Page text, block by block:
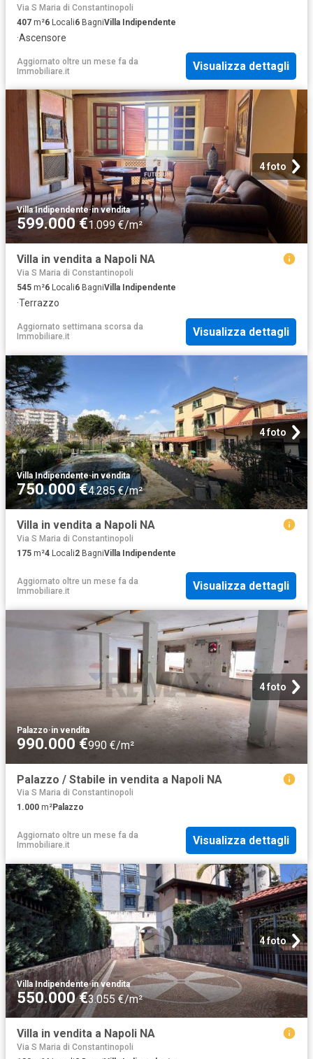
Via S Maria di Constantinopoli
407 m²6 Locali6 BagniVilla Indipendente
·Ascensore
Aggiornato oltre un mese fa da
Immobiliare.it
Visualizza dettagli
4 foto
Villa Indipendente·in vendita
599.000 €1.099 €/m²
Villa in vendita a Napoli NA
Via S Maria di Constantinopoli
545 m²6 Locali6 BagniVilla Indipendente
·Terrazzo
Aggiornato settimana scorsa da
Immobiliare.it
Visualizza dettagli
4 foto
Villa Indipendente·in vendita
750.000 €4.285 €/m²
Villa in vendita a Napoli NA
Via S Maria di Constantinopoli
175 m²4 Locali2 BagniVilla Indipendente
Aggiornato oltre un mese fa da
Immobiliare.it
Visualizza dettagli
4 foto
Palazzo·in vendita
990.000 €990 €/m²
Palazzo / Stabile in vendita a Napoli NA
Via S Maria di Constantinopoli
1.000 m²Palazzo
Aggiornato oltre un mese fa da
Immobiliare.it
Visualizza dettagli
4 foto
Villa Indipendente·in vendita
550.000 €3.055 €/m²
Villa in vendita a Napoli NA
Via S Maria di Constantinopoli